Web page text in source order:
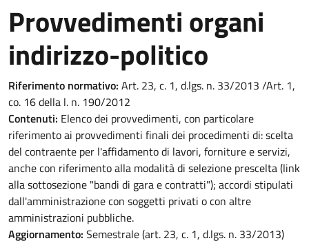
Provvedimenti organi
indirizzo-politico
Riferimento normativo: Art. 23, c. 1, d.lgs. n. 33/2013 /Art. 1,
co. 16 della l. n. 190/2012
Contenuti: Elenco dei provvedimenti, con particolare
riferimento ai provvedimenti finali dei procedimenti di: scelta
del contraente per l'affidamento di lavori, forniture e servizi,
anche con riferimento alla modalità di selezione prescelta (link
alla sottosezione "bandi di gara e contratti"); accordi stipulati
dall'amministrazione con soggetti privati o con altre
amministrazioni pubbliche.
Aggiornamento: Semestrale (art. 23, c. 1, d.lgs. n. 33/2013)